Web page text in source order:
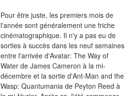
Pour être juste, les premiers mois de
l'année sont généralement une friche
cinématographique. Il n'y a pas eu de
sorties à succès dans les neuf semaines
entre l'arrivée d'Avatar: The Way of
Water de James Cameron à la mi-
décembre et la sortie d'Ant-Man and the
Wasp: Quantumania de Peyton Reed à